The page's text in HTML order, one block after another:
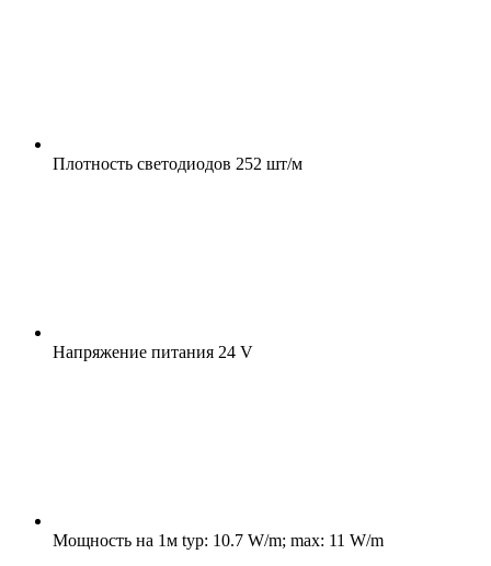
Плотность светодиодов 252 шт/м
Напряжение питания 24 V
Мощность на 1м typ: 10.7 W/m; max: 11 W/m